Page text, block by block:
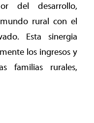
del desarrollo,
rural con el
Esta sinergia
los ingresos y
familias rurales,